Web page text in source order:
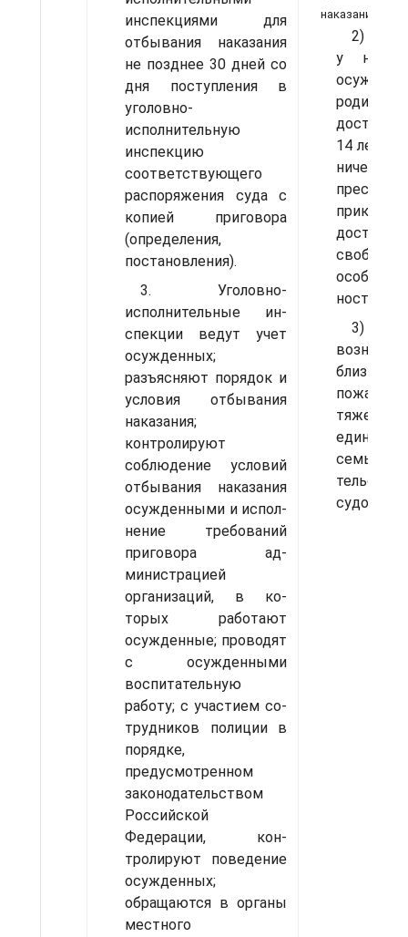
инспекциями для
отбывания наказания
не позд­нее 30 дней со
дня поступления в
уголовно-
исполнительную
инспек­цию
соответствующего
распоряже­ния суда с
копией приговора
(опре­деления,
постановления).
3. Уголовно-
исполнительные ин­
спекции ведут учет
осужденных;
разъясняют порядок и
условия от­бывания
наказания;
контролируют
соблюдение условий
отбывания наказания
осужденными и испол­
нение требований
приговора ад­
министрацией
организаций, в ко­
торых работают
осужденные; проводят
с осужденными
воспита­тельную
работу; с участием со­
трудников полиции в
порядке,
предусмотренном
законодательст­вом
Российской
Федерации, кон­
тролируют поведение
осужден­ных;
обращаются в органы
мест­ного
наказания, -
2)
у нее
14 лет,
свободы
особо
ности;
3)
пожаром
семьи,
судом, но